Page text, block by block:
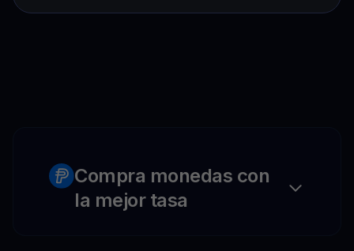
Compra monedas con
la mejor tasa